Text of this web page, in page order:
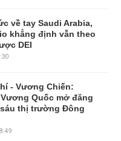
về tay Saudi Arabia,
khẳng định vẫn theo
DEI
- Vương Chiến:
Quốc mở đăng
thị trường Đông